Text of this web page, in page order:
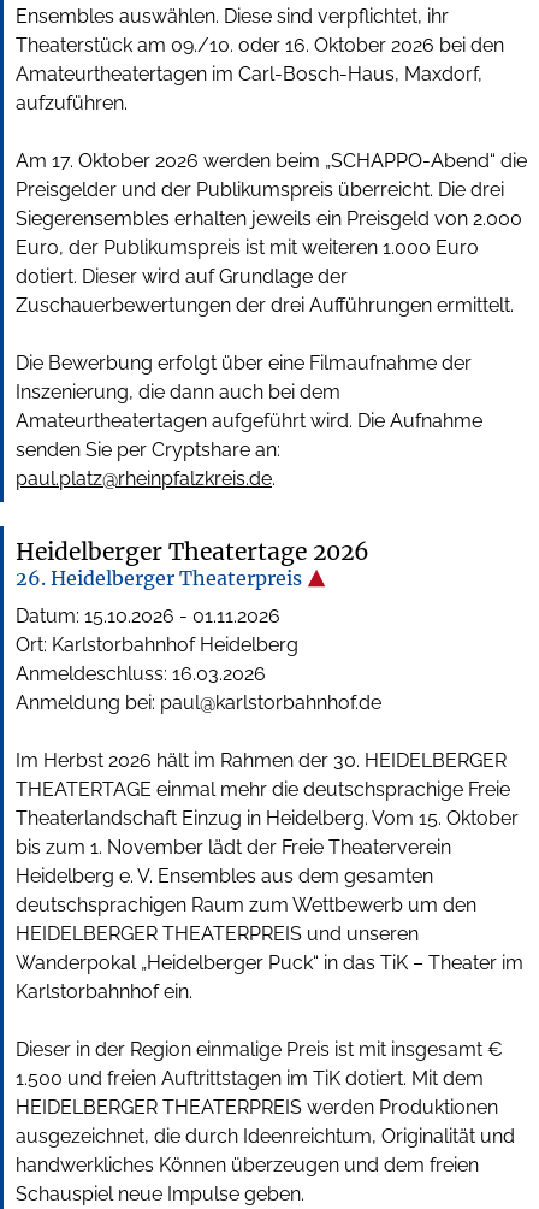
Ensembles auswählen. Diese sind verpflichtet, ihr
Theaterstück am 09./10. oder 16. Oktober 2026 bei den
Amateurtheatertagen im Carl-Bosch-Haus, Maxdorf,
aufzuführen.
Am 17. Oktober 2026 werden beim „SCHAPPO-Abend“ die
Preisgelder und der Publikumspreis überreicht. Die drei
Siegerensembles erhalten jeweils ein Preisgeld von 2.000
Euro, der Publikumspreis ist mit weiteren 1.000 Euro
dotiert. Dieser wird auf Grundlage der
Zuschauerbewertungen der drei Aufführungen ermittelt.
Die Bewerbung erfolgt über eine Filmaufnahme der
Inszenierung, die dann auch bei dem
Amateurtheatertagen aufgeführt wird. Die Aufnahme
senden Sie per Cryptshare an:
paul.platz@rheinpfalzkreis.de.
Heidelberger Theatertage 2026
26. Heidelberger Theaterpreis
Datum: 15.10.2026 - 01.11.2026
Ort: Karlstorbahnhof Heidelberg
Anmeldeschluss: 16.03.2026
Anmeldung bei: paul@karlstorbahnhof.de
Im Herbst 2026 hält im Rahmen der 30. HEIDELBERGER
THEATERTAGE einmal mehr die deutschsprachige Freie
Theaterlandschaft Einzug in Heidelberg. Vom 15. Oktober
bis zum 1. November lädt der Freie Theaterverein
Heidelberg e. V. Ensembles aus dem gesamten
deutschsprachigen Raum zum Wettbewerb um den
HEIDELBERGER THEATERPREIS und unseren
Wanderpokal „Heidelberger Puck“ in das TiK – Theater im
Karlstorbahnhof ein.
Dieser in der Region einmalige Preis ist mit insgesamt €
1.500 und freien Auftrittstagen im TiK dotiert. Mit dem
HEIDELBERGER THEATERPREIS werden Produktionen
ausgezeichnet, die durch Ideenreichtum, Originalität und
handwerkliches Können überzeugen und dem freien
Schauspiel neue Impulse geben.